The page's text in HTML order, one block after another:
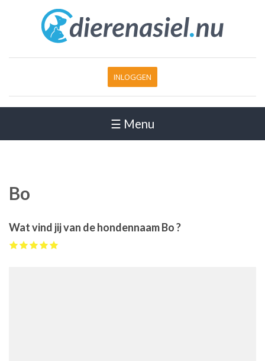
INLOGGEN
☰ Menu
Bo
Wat vind jij van de hondennaam Bo ?